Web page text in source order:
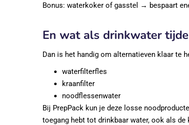
Bonus: waterkoker of gasstel → bespaart
En wat als drinkwater
Dan is het handig om alternatieven klaar te
waterfilterfles
kraanfilter
noodflessenwater
Bij PrepPack kun je deze losse
toegang hebt tot drinkbaar water, ook als